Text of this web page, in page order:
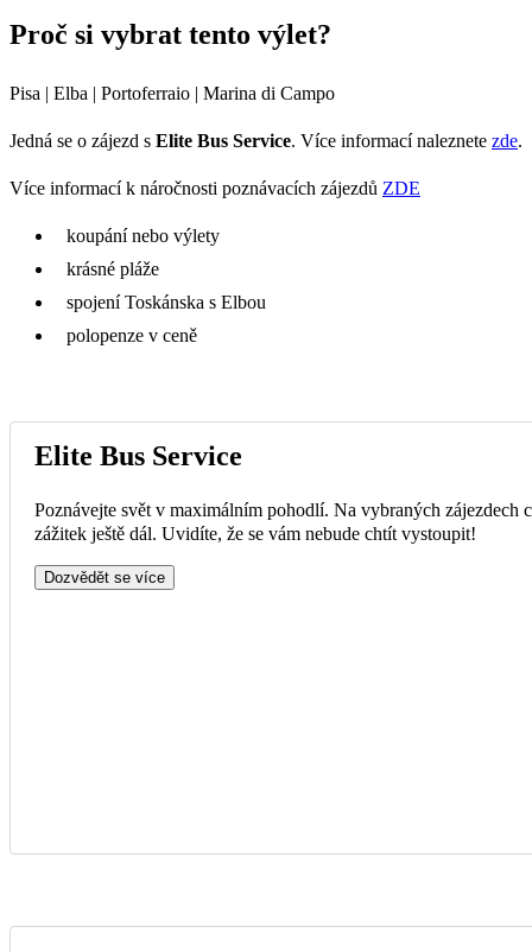
Proč si vybrat tento výlet?
Pisa | Elba | Portoferraio | Marina di Campo
Jedná se o zájezd s Elite Bus Service. Více informací naleznete zde.
Více informací k náročnosti poznávacích zájezdů ZDE
koupání nebo výlety
krásné pláže
spojení Toskánska s Elbou
polopenze v ceně
Elite Bus Service
Poznávejte svět v maximálním pohodlí. Na vybraných zájezdech
zážitek ještě dál. Uvidíte, že se vám nebude chtít vystoupit!
Dozvědět se více